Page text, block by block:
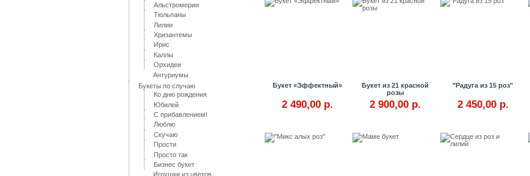
Букет «Эффектный»
2 490,00 р.
Букет из 21 красной
розы
2 900,00 р.
"Радуга из 15 роз"
2 450,00 р.
Альстромерии
Тюльпаны
Лилии
Хризантемы
Ирис
Каллы
Орхидеи
Антуриумы
Букеты по случаю
Ко дню рождения
Юбилей
С прибавлением!
Люблю
Скучаю
Прости
Просто так
Бизнес букет
Игрушки из цветов